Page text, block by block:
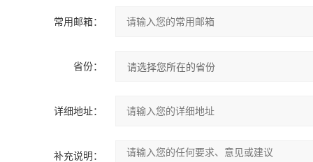
常用邮箱：
省份：
详细地址：
补充说明：